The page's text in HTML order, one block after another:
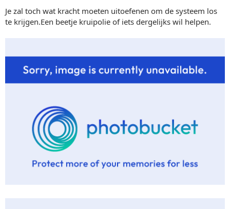
Je zal toch wat kracht moeten uitoefenen om de systeem los
te krijgen.Een beetje kruipolie of iets dergelijks wil helpen.